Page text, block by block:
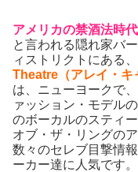
アメリカの禁酒法時
と言われる隠れ家バ
ィストリクトにある
Theatre（アレイ・キ
は、ニューヨークで
ァッション・モデル
のボーカルのスティ
オブ・ザ・リングの
数々のセレブ目撃情
ーカー達に人気です。